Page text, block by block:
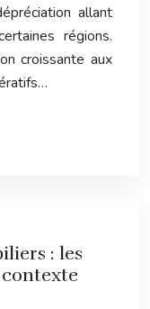
allant
régions.
croissante aux
: les